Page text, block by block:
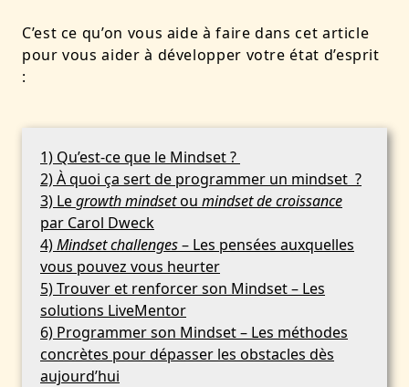
C’est ce qu’on vous aide à faire dans cet article
pour vous aider à développer votre état d’esprit
:
1) Qu’est-ce que le Mindset ?
2) À quoi ça sert de programmer un mindset ?
3) Legrowth mindsetou mindset de croissance
par Carol Dweck
4)Mindset challenges– Les pensées auxquelles
vous pouvez vous heurter
5) Trouver et renforcer son Mindset – Les
solutions LiveMentor
6) Programmer son Mindset – Les méthodes
concrètes pour dépasser les obstacles dès
aujourd’hui